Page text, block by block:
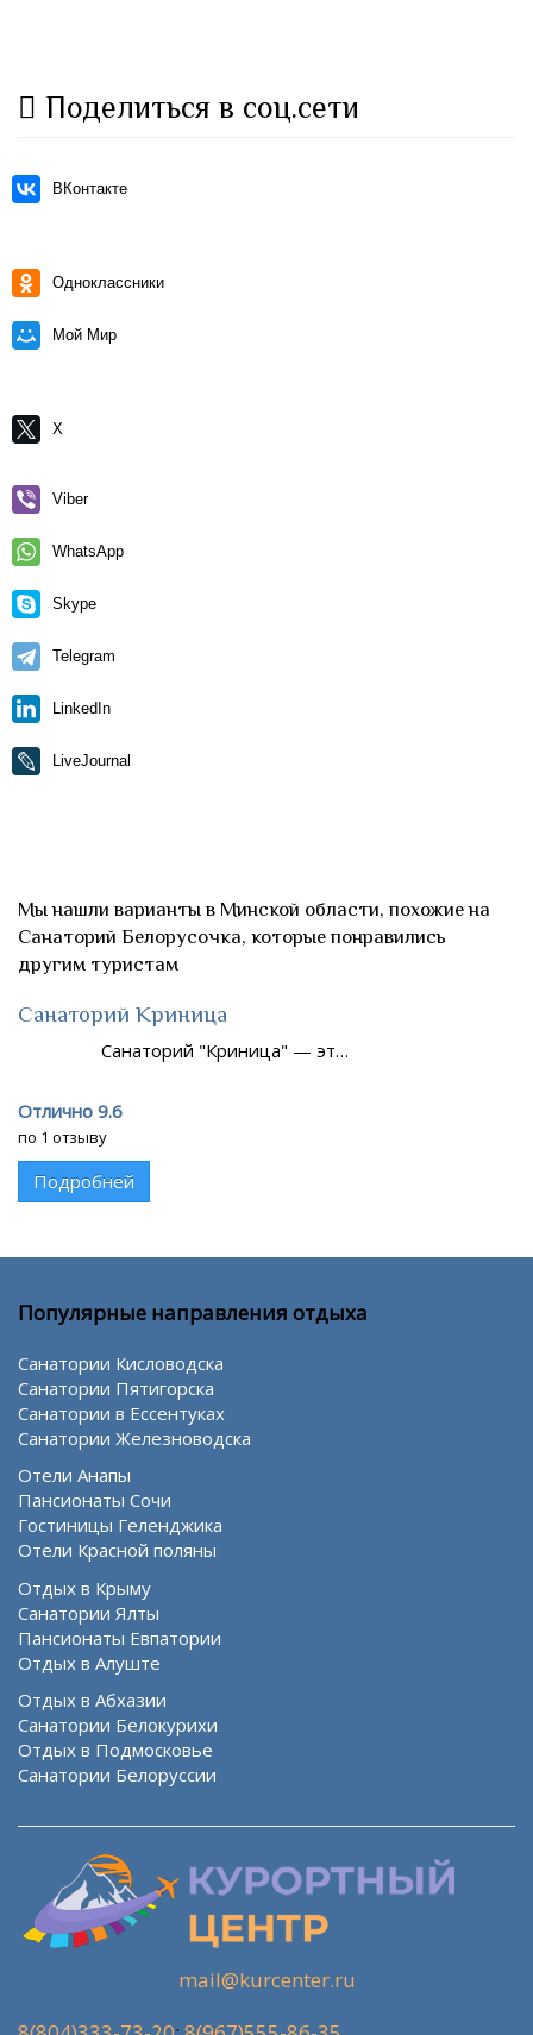
Поделиться в соц.сети
ВКонтакте
Одноклассники
Мой Мир
X
Viber
WhatsApp
Skype
Telegram
LinkedIn
LiveJournal
Мы нашли варианты в Минской области, похожие на
Санаторий Белорусочка, которые понравились
другим туристам
Санаторий Криница
Санаторий "Криница" — эт…
Отлично 9.6
по 1 отзыву
Подробней
Популярные направления отдыха
Санатории Кисловодска
Санатории Пятигорска
Санатории в Ессентуках
Санатории Железноводска
Отели Анапы
Пансионаты Сочи
Гостиницы Геленджика
Отели Красной поляны
Отдых в Крыму
Санатории Ялты
Пансионаты Евпатории
Отдых в Алуште
Отдых в Абхазии
Санатории Белокурихи
Отдых в Подмосковье
Санатории Белоруссии
mail@kurcenter.ru